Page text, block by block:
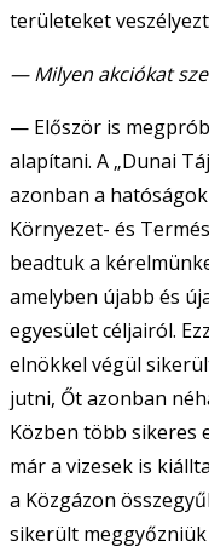
területeket
— Milyen akciókat
— Először is
alapítani. A „Dunai
azonban a
Környezet- és
beadtuk a
amelyben újabb és
egyesület céljairól.
elnökkel végül
jutni, Őt azonban
Közben több sikeres
már a vizesek is
a Közgázon
sikerült